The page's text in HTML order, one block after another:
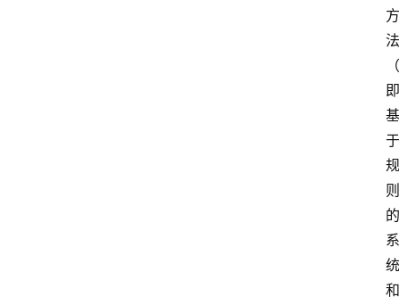
方
法
（
即
基
于
规
则
的
系
统
和